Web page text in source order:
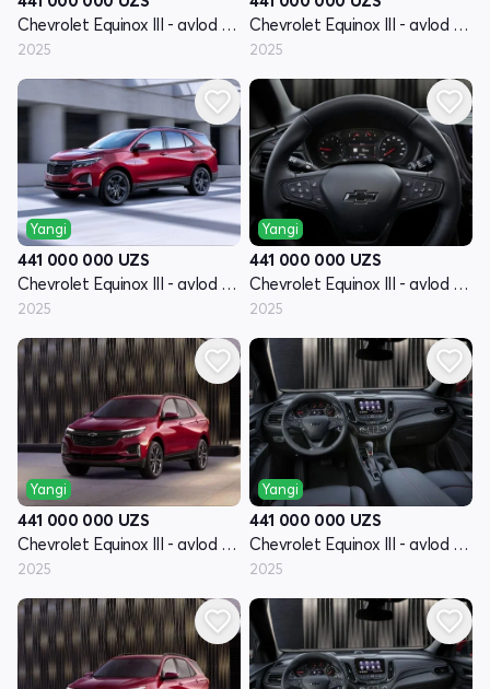
Chevrolet Equinox III - avlod restyling
2025
Chevrolet Equinox III - avlod restyling
2025
Yangi
441 000 000 UZS
Chevrolet Equinox III - avlod restyling
2025
Yangi
441 000 000 UZS
Chevrolet Equinox III - avlod restyling
2025
Yangi
441 000 000 UZS
Chevrolet Equinox III - avlod restyling
2025
Yangi
441 000 000 UZS
Chevrolet Equinox III - avlod restyling
2025